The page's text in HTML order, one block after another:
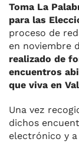
Toma La
para las
proceso de
en noviembre
realizado de
encuentros
que viva en
Una vez
dichos
electrónico y